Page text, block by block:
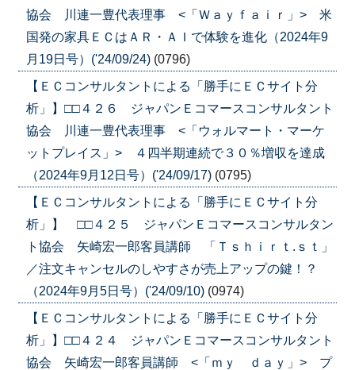
協会 川連一豊代表理事 <「Ｗａｙｆａｉｒ」> 米
国発の家具ＥＣはＡＲ・ＡＩで体験を進化（2024年9
月19日号）('24/09/24) (0796)
【ＥＣコンサルタントによる「勝手にＥＣサイト分
析」】□□４２６ ジャパンＥコマースコンサルタント
協会 川連一豊代表理事 <「ウォルマート・マーケ
ットプレイス」> ４四半期連続で３０％増収を達成
（2024年9月12日号）('24/09/17) (0795)
【ＥＣコンサルタントによる「勝手にＥＣサイト分
析」】 □□４２５ ジャパンＥコマースコンサルタン
ト協会 矢崎宏一郎客員講師 「Ｔｓｈｉｒｔ.ｓｔ」
／注文キャンセルのしやすさが売上アップの鍵！？
（2024年9月5日号）('24/09/10) (0974)
【ＥＣコンサルタントによる「勝手にＥＣサイト分
析」】□□４２４ ジャパンＥコマースコンサルタント
協会 矢崎宏一郎客員講師 <「ｍｙ ｄａｙ」> プ